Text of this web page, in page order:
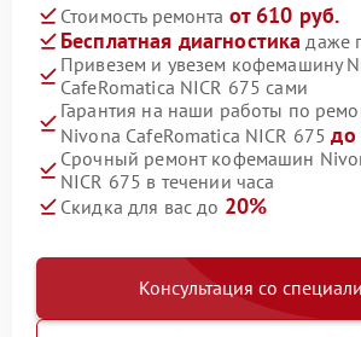
Стоимость ремонта от 610 руб.
Бесплатная диагностика даже
Привезем и увезем кофемашину
CafeRomatica NICR 675 сами
Гарантия на наши работы по
Nivona CafeRomatica NICR 675до
Срочный ремонт кофемашин
NICR 675 в течении часа
Скидка для вас до 20%
Консультация со